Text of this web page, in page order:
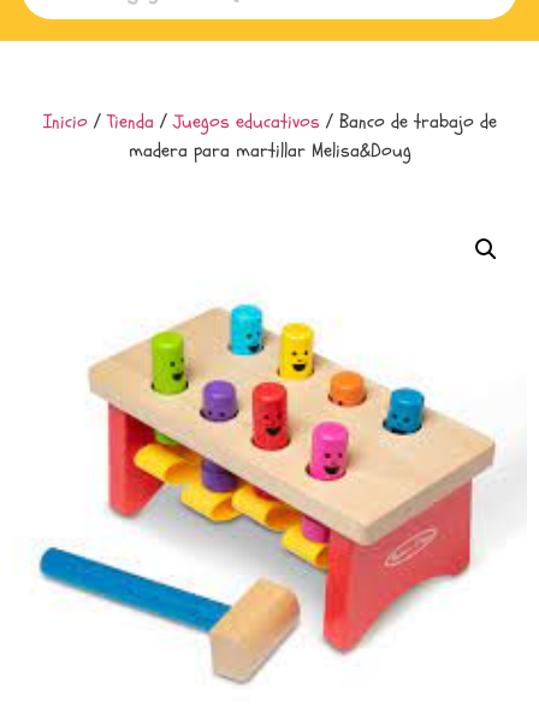
Inicio/Tienda /Juegos educativos / Banco de trabajo de
madera para martillar Melisa&Doug